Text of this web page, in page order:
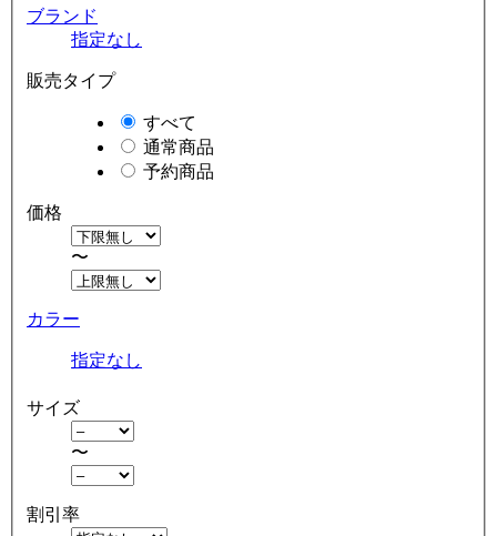
ブランド
指定なし
販売タイプ
すべて
通常商品
予約商品
価格
〜
カラー
指定なし
サイズ
〜
割引率